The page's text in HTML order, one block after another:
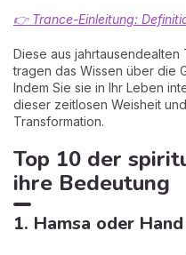
👉 Trance-Einleitung:
Diese aus jahrtausendealten
tragen das Wissen über die
Indem Sie sie in Ihr Leben
dieser zeitlosen Weisheit
Transformation.
Top 10 der
ihre Bedeutung
1. Hamsa oder